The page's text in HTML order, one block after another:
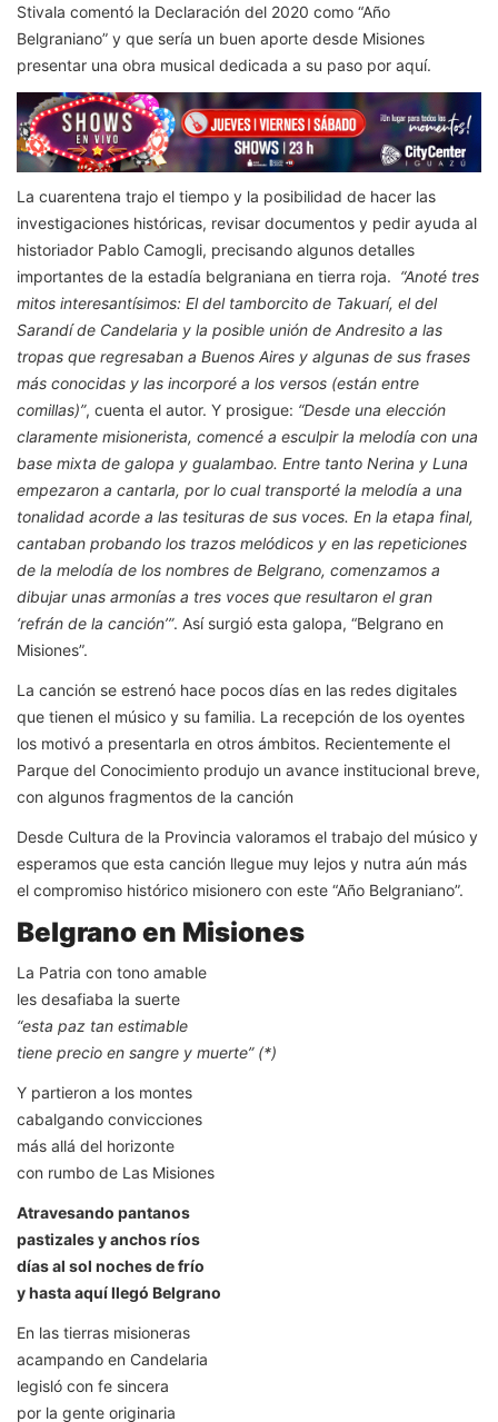
Stivala comentó la Declaración del 2020 como “Año
Belgraniano” y que sería un buen aporte desde Misiones
presentar una obra musical dedicada a su paso por aquí.
La cuarentena trajo el tiempo y la posibilidad de hacer las
investigaciones históricas, revisar documentos y pedir ayuda al
historiador Pablo Camogli, precisando algunos detalles
importantes de la estadía belgraniana en tierra roja. “Anoté tres
mitos interesantísimos: El del tamborcito de Takuarí, el del
Sarandí de Candelaria y la posible unión de Andresito a las
tropas que regresaban a Buenos Aires y algunas de sus frases
más conocidas y las incorporé a los versos (están entre
comillas)”, cuenta el autor. Y prosigue: “Desde una elección
claramente misionerista, comencé a esculpir la melodía con una
base mixta de galopa y gualambao. Entre tanto Nerina y Luna
empezaron a cantarla, por lo cual transporté la melodía a una
tonalidad acorde a las tesituras de sus voces. En la etapa final,
cantaban probando los trazos melódicos y en las repeticiones
de la melodía de los nombres de Belgrano, comenzamos a
dibujar unas armonías a tres voces que resultaron el gran
‘refrán de la canción’”. Así surgió esta galopa, “Belgrano en
Misiones”.
La canción se estrenó hace pocos días en las redes digitales
que tienen el músico y su familia. La recepción de los oyentes
los motivó a presentarla en otros ámbitos. Recientemente el
Parque del Conocimiento produjo un avance institucional breve,
con algunos fragmentos de la canción
Desde Cultura de la Provincia valoramos el trabajo del músico y
esperamos que esta canción llegue muy lejos y nutra aún más
el compromiso histórico misionero con este “Año Belgraniano”.
Belgrano en Misiones
La Patria con tono amable
les desafiaba la suerte
“esta paz tan estimable
tiene precio en sangre y muerte” (*)
Y partieron a los montes
cabalgando convicciones
más allá del horizonte
con rumbo de Las Misiones
Atravesando pantanos
pastizales y anchos ríos
días al sol noches de frío
y hasta aquí llegó Belgrano
En las tierras misioneras
acampando en Candelaria
legisló con fe sincera
por la gente originaria